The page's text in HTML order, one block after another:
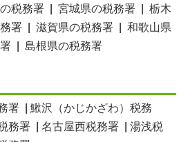
税務署| 宮城県の税務署| 栃木
署| 滋賀県の税務署| 和歌山県
| 島根県の税務署
署| 鰍沢（かじかざわ）税務
務署| 名古屋西税務署| 湯浅税